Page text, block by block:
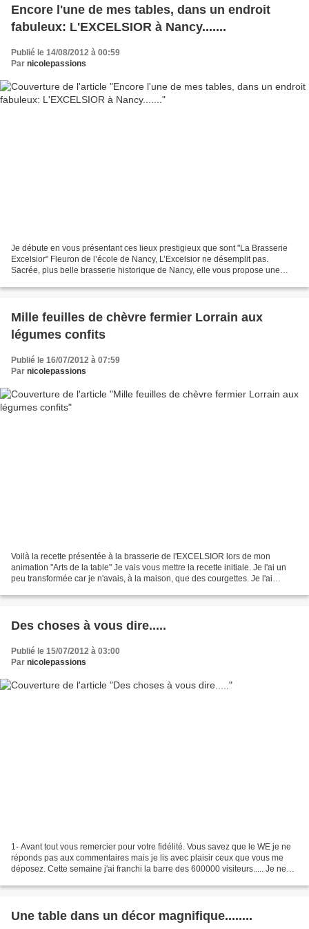
Encore l'une de mes tables, dans un endroit
fabuleux: L'EXCELSIOR à Nancy.......
Publié le 14/08/2012 à 00:59
Par nicolepassions
Je débute en vous présentant ces lieux prestigieux que sont "La Brasserie
Excelsior" Fleuron de l’école de Nancy, L’Excelsior ne désemplit pas.
Sacrée, plus belle brasserie historique de Nancy, elle vous propose une
Mille feuilles de chèvre fermier Lorrain aux
légumes confits
Publié le 16/07/2012 à 07:59
Par nicolepassions
Voilà la recette présentée à la brasserie de l'EXCELSIOR lors de mon
animation "Arts de la table" Je vais vous mettre la recette initiale. Je l'ai un
peu transformée car je n'avais, à la maison, que des courgettes. Je l'ai
Des choses à vous dire.....
Publié le 15/07/2012 à 03:00
Par nicolepassions
1- Avant tout vous remercier pour votre fidélité. Vous savez que le WE je ne
réponds pas aux commentaires mais je lis avec plaisir ceux que vous me
déposez. Cette semaine j'ai franchi la barre des 600000 visiteurs..... Je ne
Une table dans un décor magnifique........